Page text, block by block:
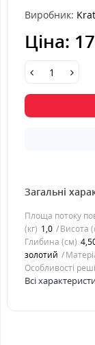
Виробник:
Ціна:
Загальні
Площа потоку
(кг) 1,0 Висота
Глибина (см)
золотий
Особливості
Всі